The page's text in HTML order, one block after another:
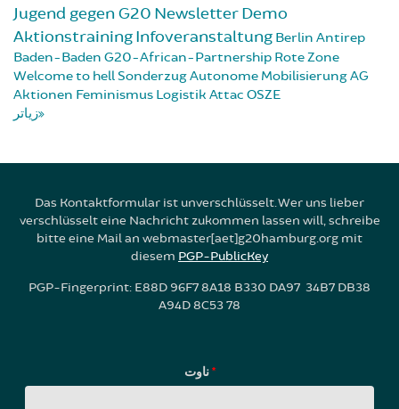
Jugend gegen G20 NewsletterDemo
AktionstrainingInfoveranstaltung Berlin Antirep
Baden-Baden G20-African-Partnership Rote Zone
Welcome to hellSonderzugAutonome MobilisierungAG
Aktionen Feminismus Logistik Attac OSZE
زیاتر
Das Kontaktformular ist unverschlüsselt. Wer uns lieber
verschlüsselt eine Nachricht zukommen lassen will, schreibe
bitte eine Mail an webmaster[aet]g20hamburg.org mit
diesem PGP-PublicKey
PGP-Fingerprint: E88D 96F7 8A18 B330 DA97 34B7 DB38
A94D 8C53 78
ناوت*